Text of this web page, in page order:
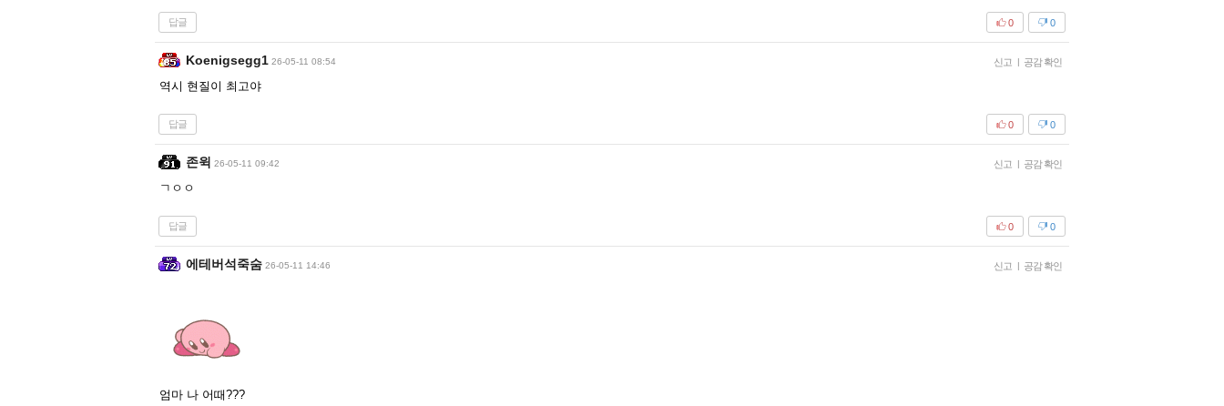
답글 0
0
Koenigsegg1 26-05-11 08:54 신고 | 공감 확인
역시 현질이 최고야
답글 0
0
존윅 26-05-11 09:42 신고 | 공감 확인
ㄱㅇㅇ
답글 0
0
에테버석죽숨 26-05-11 14:46 신고 | 공감 확인
엄마 나 어때???